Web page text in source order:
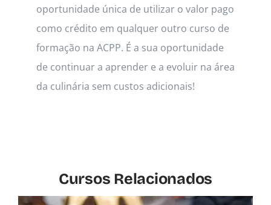
oportunidade única de utilizar o valor pago
como crédito em qualquer outro curso de
formação na ACPP. É a sua oportunidade
de continuar a aprender e a evoluir na área
da culinária sem custos adicionais!
Cursos Relacionados